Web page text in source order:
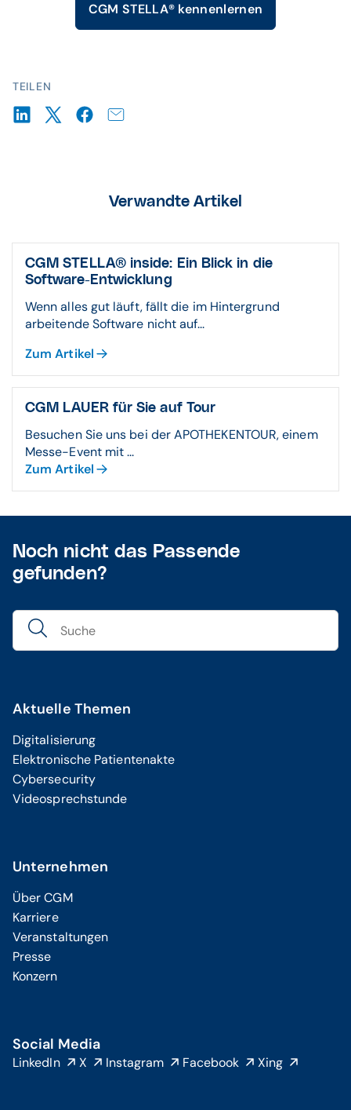
TEILEN
CGM STELLA® kennenlernen
Verwandte Artikel
CGM STELLA® inside: Ein Blick in die
Software-Entwicklung
Wenn alles gut läuft, fällt die im Hintergrund
arbeitende Software nicht auf...
Zum Artikel
CGM LAUER für Sie auf Tour
Besuchen Sie uns bei der APOTHEKENTOUR, einem
Messe-Event mit ...
Zum Artikel
Noch nicht das Passende
gefunden?
Aktuelle Themen
Digitalisierung
Elektronische Patientenakte
Cybersecurity
Videosprechstunde
Unternehmen
Über CGM
Karriere
Veranstaltungen
Presse
Konzern
Social Media
LinkedIn X Instagram Facebook Xing